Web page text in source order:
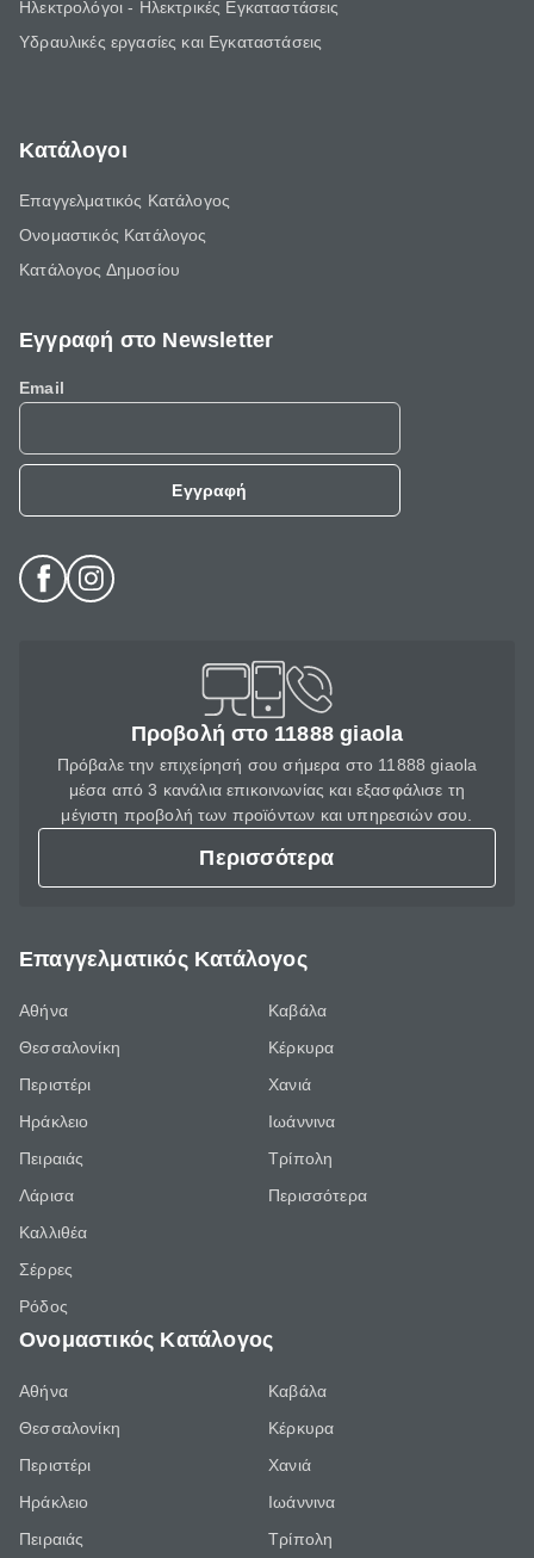
Ηλεκτρολόγοι - Ηλεκτρικές Εγκαταστάσεις
Υδραυλικές εργασίες και Εγκαταστάσεις
Κατάλογοι
Επαγγελματικός Κατάλογος
Ονομαστικός Κατάλογος
Κατάλογος Δημοσίου
Εγγραφή στο Newsletter
Email
Εγγραφή
Προβολή στο 11888 giaola
Πρόβαλε την επιχείρησή σου σήμερα στο 11888 giaola
μέσα από 3 κανάλια επικοινωνίας και εξασφάλισε τη
μέγιστη προβολή των προϊόντων και υπηρεσιών σου.
Περισσότερα
Επαγγελματικός Κατάλογος
Αθήνα
Θεσσαλονίκη
Περιστέρι
Ηράκλειο
Πειραιάς
Λάρισα
Καλλιθέα
Σέρρες
Ρόδος
Καβάλα
Κέρκυρα
Χανιά
Ιωάννινα
Τρίπολη
Περισσότερα
Ονομαστικός Κατάλογος
Αθήνα
Θεσσαλονίκη
Περιστέρι
Ηράκλειο
Πειραιάς
Καβάλα
Κέρκυρα
Χανιά
Ιωάννινα
Τρίπολη